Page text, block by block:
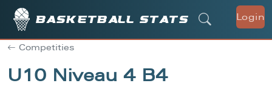
Basketball stats Login
Competities
U10 Niveau 4 B4